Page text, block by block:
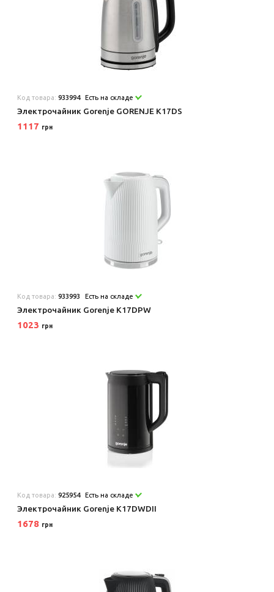
Код товара:933994 Есть на складе
Электрочайник Gorenje GORENJE K17DS
1117 грн
Код товара:933993 Есть на складе
Электрочайник Gorenje K17DPW
1023 грн
Код товара:925954 Есть на складе
Электрочайник Gorenje K17DWDII
1678 грн